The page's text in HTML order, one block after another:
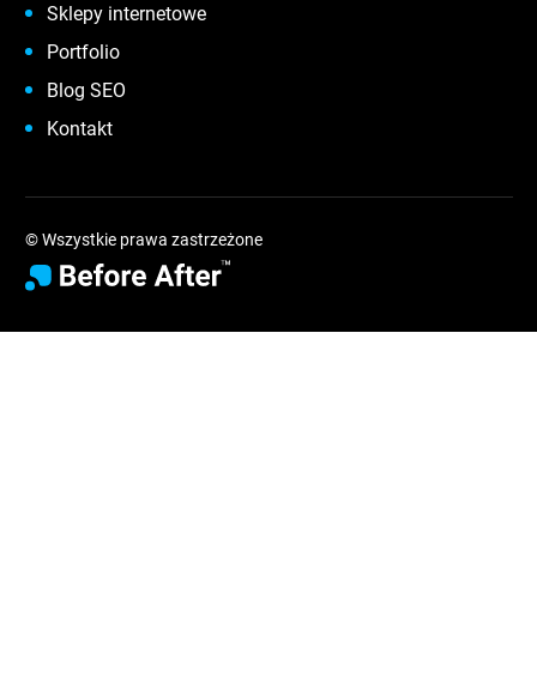
Sklepy internetowe
Portfolio
Blog SEO
Kontakt
© Wszystkie prawa zastrzeżone